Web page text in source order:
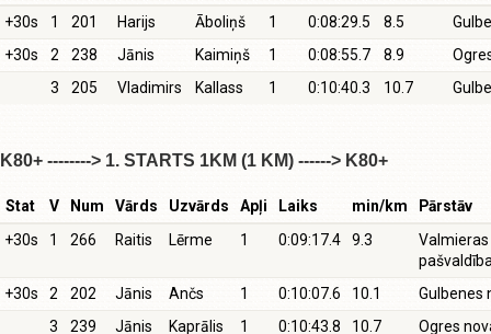
+30s
1 201 Harijs Āboliņš 1 0:08:29.5 8.5
+30s
2 238 Jānis Kaimiņš 1 0:08:55.7 8.9
3
205 Vladimirs Kallass 1 0:10:40.3 10.7
K80+ --------> 1. STARTS 1KM (1 KM) ------> K80+
Stat V Num Vārds Uzvārds Apļi Laiks min/km
Pārstāv
+30s
1 266 Raitis Lērme 1 0:09:17.4 9.3
+30s
2 202 Jānis Ančs 1 0:10:07.6 10.1
Gulbenes
3
239 Jānis Kaprālis 1 0:10:43.8 10.7 Ogres